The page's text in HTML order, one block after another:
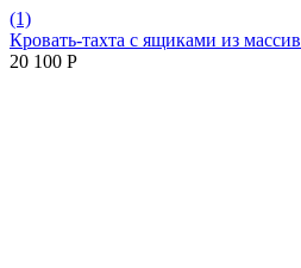
(1)
Кровать-тахта с ящиками из
20 100 Р